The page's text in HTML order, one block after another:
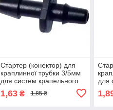
Стартер (конектор) для
краплинної трубки 3/5мм
для систем крапельного
поливу та мікрозрошення
рослин
1,63₴ 1,85 ₴
для